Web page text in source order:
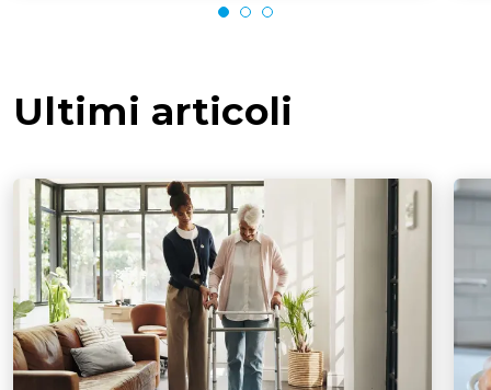
Ultimi articoli